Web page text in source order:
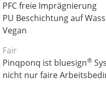
PFC freie Imprägnierung
PU Beschichtung auf
Vegan
Fair
Pinqponq ist bluesign®
nicht nur faire